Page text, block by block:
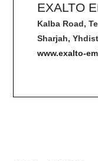
EXALTO
Kalba Road,
Sharjah,
www.exalto-